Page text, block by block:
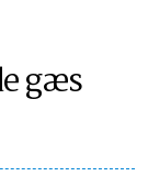
gæs